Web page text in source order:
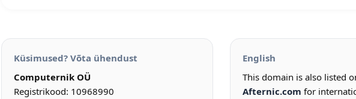
Küsimused? Võta ühendust
Computernik OÜ
Registrikood: 10968990
English
This domain is also listed
Afternic.com for